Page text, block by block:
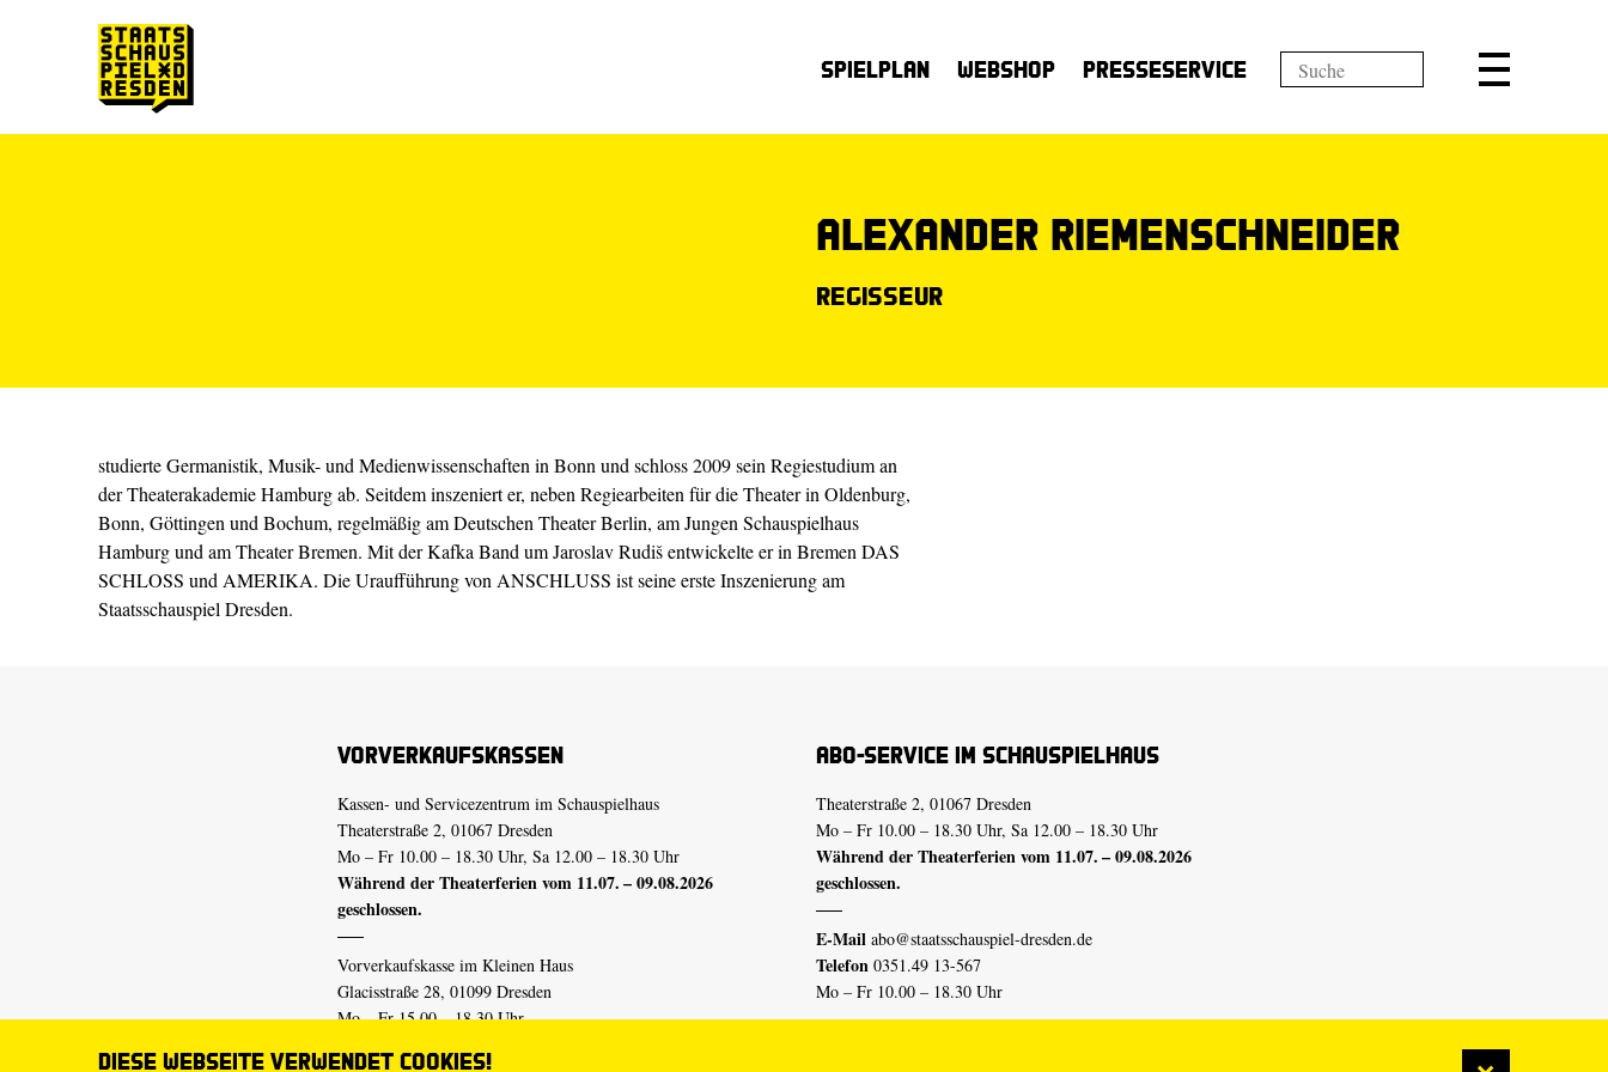
Diese Webseite verwendet Cookies!
Spielplan Webshop Presseservice
Alexander Riemenschneider
Regisseur
studierte Germanistik, Musik- und Medienwissenschaften in Bonn und schloss 2009 sein Regiestudium an
der Theaterakademie Hamburg ab. Seitdem inszeniert er, neben Regiearbeiten für die Theater in Oldenburg,
Bonn, Göttingen und Bochum, regelmäßig am Deutschen Theater Berlin, am Jungen Schauspielhaus
Hamburg und am Theater Bremen. Mit der Kafka Band umJaroslav Rudišentwickelte er in Bremen DAS
SCHLOSS und AMERIKA. Die Uraufführung von ANSCHLUSS ist seine erste Inszenierung am
Staatsschauspiel Dresden.
Vorverkaufskassen
Kassen- und Servicezentrum im Schauspielhaus
Theaterstraße 2, 01067 Dresden
Mo – Fr 10.00 – 18.30 Uhr, Sa 12.00 – 18.30 Uhr
Während der Theaterferien vom 11.07. – 09.08.2026
geschlossen.
Vorverkaufskasse im Kleinen Haus
Glacisstraße 28, 01099 Dresden
Mo – Fr 15.00 – 18.30 Uhr
Abo-Service im Schauspielhaus
Theaterstraße 2, 01067 Dresden
Mo – Fr 10.00 – 18.30 Uhr, Sa 12.00 – 18.30 Uhr
Während der Theaterferien vom 11.07. – 09.08.2026
geschlossen.
E-Mail abo@staatsschauspiel-dresden.de
Telefon 0351.49 13-567
Mo – Fr 10.00 – 18.30 Uhr